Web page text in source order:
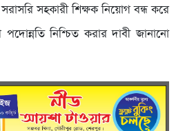
সহকারী শিক্ষক নিয়োগ বন্ধ করে
নিশ্চিত করার দাবী জানানো